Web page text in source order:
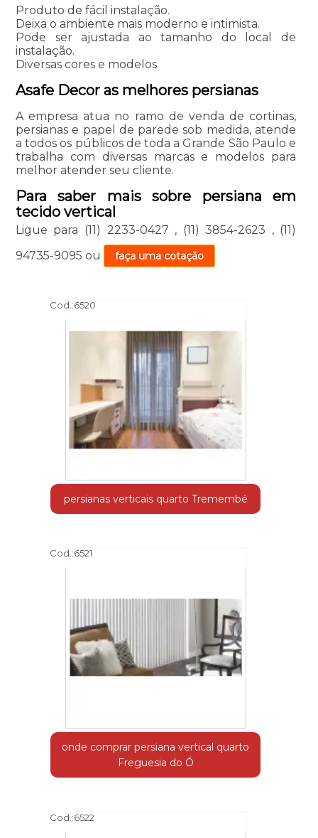
Produto de fácil instalação.
Deixa o ambiente mais moderno e intimista.
Pode ser ajustada ao tamanho do local de
instalação.
Diversas cores e modelos.
Asafe Decor as melhores persianas
A empresa atua no ramo de venda de cortinas,
persianas e papel de parede sob medida, atende
a todos os públicos de toda a Grande São Paulo e
trabalha com diversas marcas e modelos para
melhor atender seu cliente.
Para saber mais sobre persiana em
tecido vertical
Ligue para (11) 2233-0427 , (11) 3854-2623 , (11)
94735-9095 ou faça uma cotação
Cod.:6520
persianas verticais quarto Tremembé
Cod.:6521
onde comprar persiana vertical quarto
Freguesia do Ó
Cod.:6522